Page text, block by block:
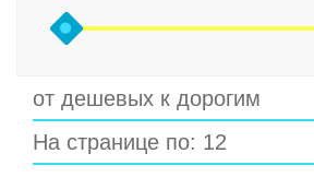
от дешевых к дорогим
На странице по: 12